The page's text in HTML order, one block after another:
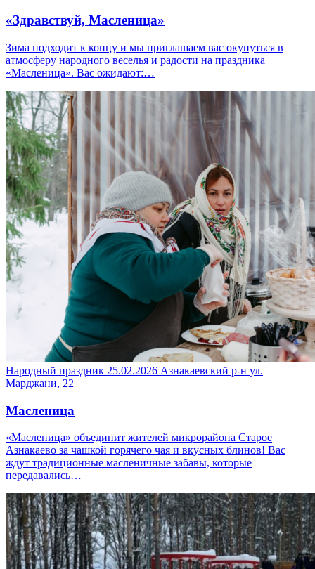
«Здравствуй, Масленица»
Зима подходит к концу и мы приглашаем вас окунуться в
атмосферу народного веселья и радости на праздника
«Масленица». Вас ожидают:…
Народный праздник 25.02.2026 Азнакаевский р-н ул.
Марджани, 22
Масленица
«Масленица» объединит жителей микрорайона Старое
Азнакаево за чашкой горячего чая и вкусных блинов! Вас
ждут традиционные масленичные забавы, которые
передавались…